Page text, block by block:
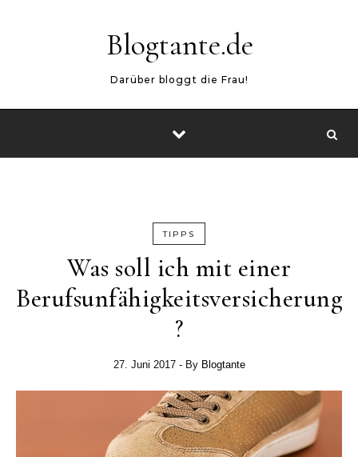
Blogtante.de
Darüber bloggt die Frau!
TIPPS
Was soll ich mit einer
Berufsunfähigkeitsversicherung
?
27. Juni 2017 - By Blogtante